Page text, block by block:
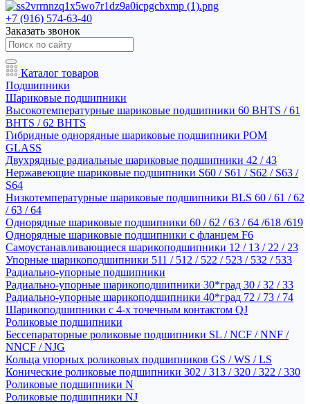
+7 (916) 574-63-40
Заказать звонок
Каталог товаров
Подшипники
Шариковые подшипники
Высокотемпературные шариковые подшипники 60 BHTS / 61
BHTS / 62 BHTS
Гибридные однорядные шариковые подшипники POM
GLASS
Двухрядные радиальные шариковые подшипники 42 / 43
Нержавеющие шариковые подшипники S60 / S61 / S62 / S63 /
S64
Низкотемпературные шариковые подшипники BLS 60 / 61 / 62
/ 63 / 64
Однорядные шариковые подшипники 60 / 62 / 63 / 64 /618 /619
Однорядные шариковые подшипники с фланцем F6
Самоустанавливающиеся шарикоподшипники 12 / 13 / 22 / 23
Упорные шарикоподшипники 511 / 512 / 522 / 523 / 532 / 533
Радиально-упорные подшипники
Радиально-упорные шарикоподшипники 30*град 30 / 32 / 33
Радиально-упорные шарикоподшипники 40*град 72 / 73 / 74
Шарикоподшипники с 4-х точечным контактом QJ
Роликовые подшипники
Бессепараторные роликовые подшипники SL / NCF / NNF /
NNCF / NJG
Кольца упорных роликовых подшипников GS / WS / LS
Конические роликовые подшипники 302 / 313 / 320 / 322 / 330
Роликовые подшипники N
Роликовые подшипники NJ